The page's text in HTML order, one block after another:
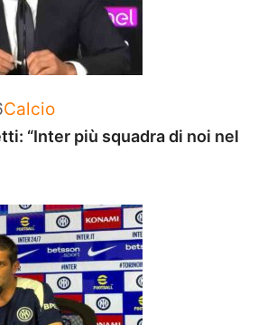
Categorie
Calcio
“Inter più squadra di noi nel